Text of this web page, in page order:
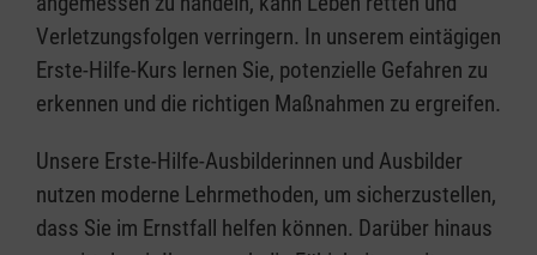
Verletzungsfolgen verringern. In unserem eintägigen
Erste-Hilfe-Kurs lernen Sie, potenzielle Gefahren zu
erkennen und die richtigen Maßnahmen zu ergreifen.
Unsere Erste-Hilfe-Ausbilderinnen und Ausbilder
nutzen moderne Lehrmethoden, um sicherzustellen,
dass Sie im Ernstfall helfen können. Darüber hinaus